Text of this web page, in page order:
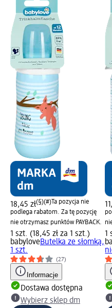
18,45 zł(§)(#)Ta pozycja nie
podlega rabatom. Za tę pozycję
nie otrzymasz punktów PAYBACK.
1 szt. (18,45 zł za 1 szt.)
babyloveButelka ze słomką,
1 szt.
(27)
Informacje
Dostawa dostępna
Wybierz sklep dm
1